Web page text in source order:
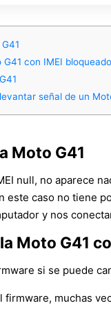
con IMEI bloqueado
señal de un
Moto G41
null, no aparece
este caso no tiene
y nos
Moto G41
si se puede
firmware, muchas